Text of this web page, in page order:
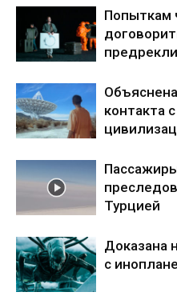
Попыткам
контакта
Турцией
Доказана
с